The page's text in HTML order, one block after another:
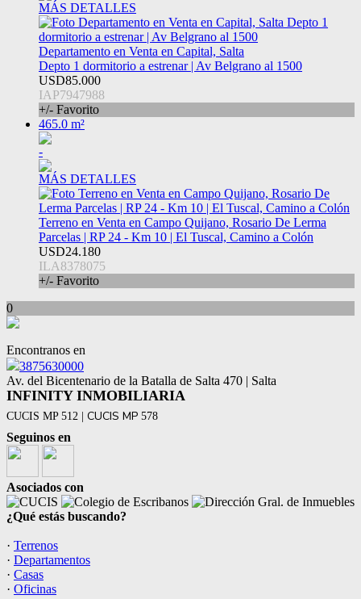
MÁS DETALLES
Departamento en Venta en Capital, Salta
Depto 1 dormitorio a estrenar | Av Belgrano al 1500
USD85.000
IAP7947988
+/- Favorito
465.0 m²
-
MÁS DETALLES
Terreno en Venta en Campo Quijano, Rosario De Lerma
Parcelas | RP 24 - Km 10 | El Tuscal, Camino a Colón
USD24.180
ILA8378075
+/- Favorito
0
Encontranos en
3875630000
Av. del Bicentenario de la Batalla de Salta 470 | Salta
INFINITY INMOBILIARIA
CUCIS MP 512 | CUCIS MP 578
Seguinos en
Asociados con
¿Qué estás buscando?
· Terrenos
· Departamentos
· Casas
· Oficinas